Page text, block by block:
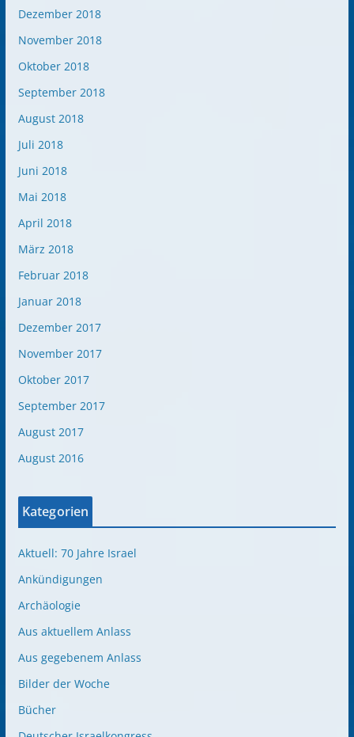
Dezember 2018
November 2018
Oktober 2018
September 2018
August 2018
Juli 2018
Juni 2018
Mai 2018
April 2018
März 2018
Februar 2018
Januar 2018
Dezember 2017
November 2017
Oktober 2017
September 2017
August 2017
August 2016
Kategorien
Aktuell: 70 Jahre Israel
Ankündigungen
Archäologie
Aus aktuellem Anlass
Aus gegebenem Anlass
Bilder der Woche
Bücher